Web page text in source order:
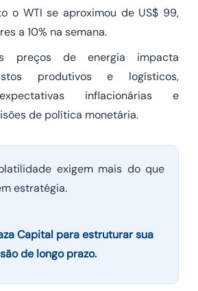
o WTI se aproximou de US$ 99,
a 10% na semana.
preços de energia impacta
produtivos e logísticos,
inflacionárias e
de política monetária.
exigem mais do que
estratégia.
Capital para estruturar sua
de longo prazo.